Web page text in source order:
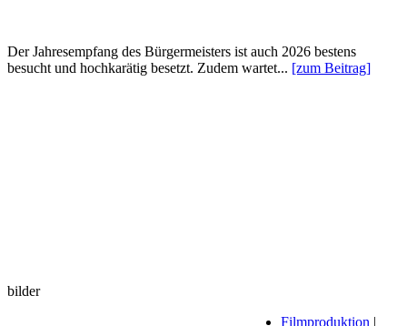
Der Jahresempfang des Bürgermeisters ist auch 2026 bestens
besucht und hochkarätig besetzt. Zudem wartet... [zum Beitrag]
bilder
Filmproduktion |